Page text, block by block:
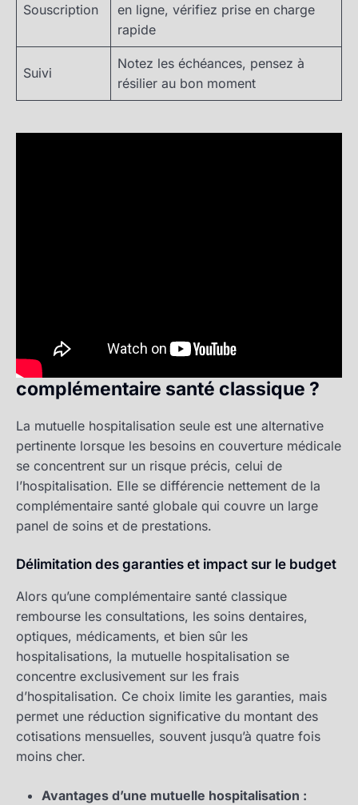
Souscription
en ligne, vérifiez prise en charge
rapide
Suivi
Notez les échéances, pensez à
résilier au bon moment
En quoi la mutuelle hospitalisation
seule se distingue de la
complémentaire santé classique ?
La mutuelle hospitalisation seule est une alternative
pertinente lorsque les besoins en couverture médicale
se concentrent sur un risque précis, celui de
l’hospitalisation. Elle se différencie nettement de la
complémentaire santé globale qui couvre un large
panel de soins et de prestations.
Délimitation des garanties et impact sur le budget
Alors qu’une complémentaire santé classique
rembourse les consultations, les soins dentaires,
optiques, médicaments, et bien sûr les
hospitalisations, la mutuelle hospitalisation se
concentre exclusivement sur les frais
d’hospitalisation. Ce choix limite les garanties, mais
permet une réduction significative du montant des
cotisations mensuelles, souvent jusqu’à quatre fois
moins cher.
Avantages d’une mutuelle hospitalisation :